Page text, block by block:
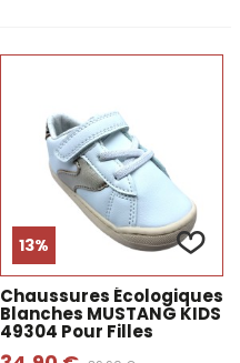
13%
Chaussures Écologiques
Blanches MUSTANG KIDS
49304 Pour Filles